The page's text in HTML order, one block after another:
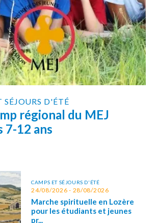
SÉJOURS D'ÉTÉ
régional du MEJ
7-12 ans
CAMPS ET SÉJOURS D'ÉTÉ
24/08/2026 - 28/08/2026
Marche spirituelle en Lozère
pour les étudiants et jeunes
pr...